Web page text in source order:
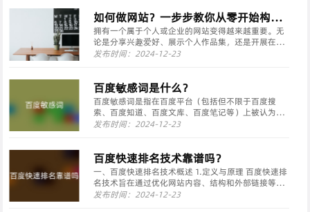
网站目的与···
如何做网站？一步步教你从零开始构建
个人网页(零基础也能轻松上手，打造属
于自己的网络空间)
拥有一个属于个人或企业的网站变得越来越重要。无
论是分享兴趣爱好、展示个人作品集，还是开展在线
业务，网站都能为你提供一个全天候展示和交流的平
即使是零基···
发布时间：2024-12-23
百度敏感词是什么？
百度敏感词是指在百度平台（包括但不限于百度搜
索、百度知道、百度文库、百度笔记等）上被认为是
不适宜、不恰当或具有潜在风险的词汇。这些词汇可
一些常见的百···
发布时间：2024-12-23
百度快速排名技术靠谱吗？
一、百度快速排名技术概述 1.定义与原理 百度快速排
名技术旨在通过优化网站内容、结构和外部链接等多
维度因素，迅速提升网站在百度搜索结果中的排名。
发布时间：2024-12-23